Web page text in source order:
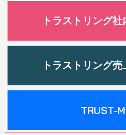
トラストリング
トラストリング
TRUST-